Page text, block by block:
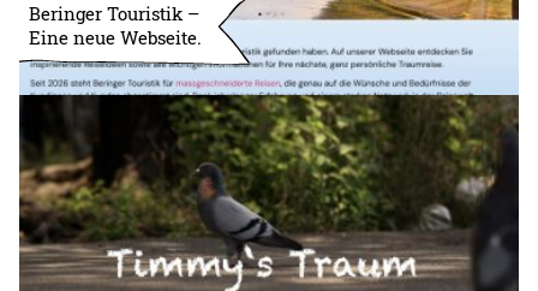
Beringer Touristik –
Eine neue Webseite.